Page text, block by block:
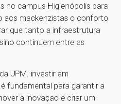
no campus Higienópolis para
aos mackenzistas o conforto
que tanto a infraestrutura
continuem entre as
UPM, investir em
fundamental para garantir a
a inovação e criar um